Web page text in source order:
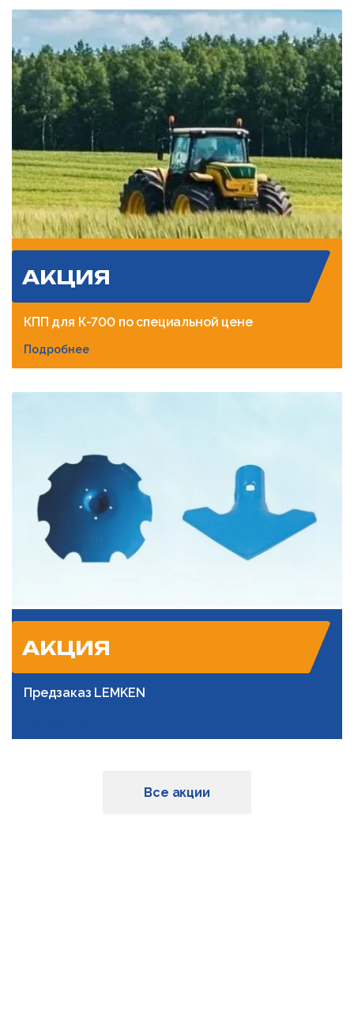
АКЦИЯ
КПП для К-700 по специальной цене
Подробнее
АКЦИЯ
Предзаказ LEMKEN
Все акции